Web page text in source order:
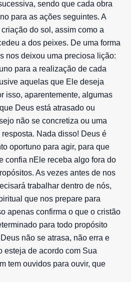
sendo que cada obra
para as ações seguintes. A
do sol, assim como a
a dos peixes. De uma forma
nos deixou uma preciosa lição:
para a realização de cada
aquelas que Ele deseja
isso, aparentemente, algumas
Deus está atrasado ou
não se concretiza ou uma
Nada disso! Deus é
oportuno para agir, para que
confia nEle receba algo fora do
As vezes antes de nos
trabalhar dentro de nós,
que nos prepare para
apenas confirma o que o cristão
para todo propósito
não se atrasa, não erra e
esteja de acordo com Sua
tem ouvidos para ouvir, que